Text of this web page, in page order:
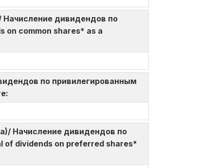
Начисление дивидендов по
on common shares* as a
по привилегированным
Начисление дивидендов по
of dividends on preferred shares*